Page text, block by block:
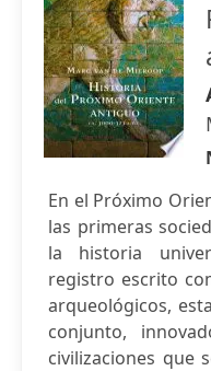
En el Próximo
las primeras
la historia
registro escrito
arqueológicos,
conjunto,
civilizaciones que